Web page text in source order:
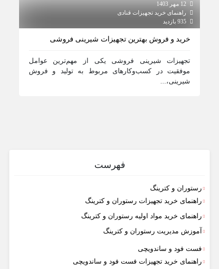
12 مهر 1403
راهنمای خرید تجهیزات قنادی
935 بازدید
خرید و فروش بهترین تجهیزات شیرینی فروشی
تجهیزات شیرینی فروشی یکی از مهم‌ترین عوامل
موفقیت در کسب‌وکارهای مربوط به تولید و فروش
شیرینی،...
فهرست
رستوران و کترینگ
راهنمای خرید تجهیزات رستوران و کترینگ
راهنمای خرید مواد اولیه رستوران و کترینگ
آموزش مدیریت رستوران و کترینگ
فست فود و ساندویچی
راهنمای خرید تجهیزات فست فود و ساندویچی